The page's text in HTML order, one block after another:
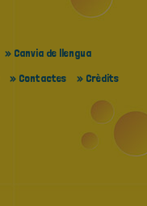
» Canvia de llengua
» Contactes » Crèdits